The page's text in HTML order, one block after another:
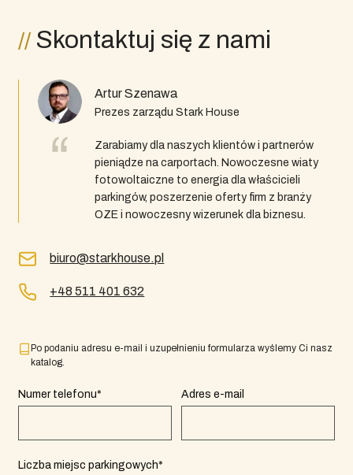
Skontaktuj się z nami
Artur Szenawa
Prezes zarządu Stark House
Zarabiamy dla naszych klientów i partnerów
pieniądze na carportach. Nowoczesne wiaty
fotowoltaiczne to energia dla właścicieli
parkingów, poszerzenie oferty firm z branży
OZE i nowoczesny wizerunek dla biznesu.
biuro@starkhouse.pl
+48 511 401 632
Po podaniu adresu e-mail i uzupełnieniu formularza wyślemy Ci nasz
katalog.
Numer telefonu* Adres e-mail
Liczba miejsc parkingowych*